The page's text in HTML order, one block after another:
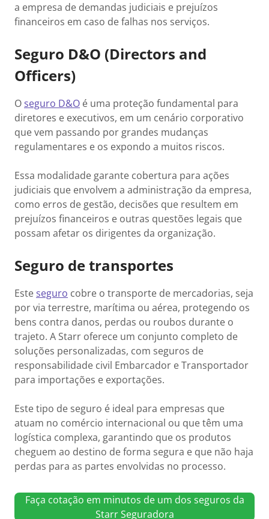
a empresa de demandas judiciais e prejuízos
financeiros em caso de falhas nos serviços.
Seguro D&O (Directors and
Officers)
Oseguro D&O é uma proteção fundamental para
diretores e executivos, em um cenário corporativo
que vem passando por grandes mudanças
regulamentares e os expondo a muitos riscos.
Essa modalidade garante cobertura para ações
judiciais que envolvem a administração da empresa,
como erros de gestão, decisões que resultem em
prejuízos financeiros e outras questões legais que
possam afetar os dirigentes da organização.
Seguro de transportes
Esteseguro cobre o transporte de mercadorias, seja
por via terrestre, marítima ou aérea, protegendo os
bens contra danos, perdas ou roubos durante o
trajeto. A Starr oferece um conjunto completo de
soluções personalizadas, com seguros de
responsabilidade civil Embarcador e Transportador
para importações e exportações.
Este tipo de seguro é ideal para empresas que
atuam no comércio internacional ou que têm uma
logística complexa, garantindo que os produtos
cheguem ao destino de forma segura e que não haja
perdas para as partes envolvidas no processo.
Faça cotação em minutos de um dos seguros da
Starr Seguradora